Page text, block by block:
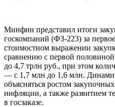
Минфин представил итоги
госкомпаний (ФЗ-223) за
стоимостном выражении
сравнению с первой
до 4,7 трлн руб., при этом
— с 1,7 млн до 1,6 млн.
объясняться ростом
инфляции, а также развитием
в госзаказе.